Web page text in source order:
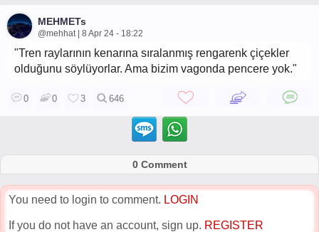
MEHMETs
@mehhat | 8 Apr 24 - 18:22
"Tren raylarının kenarına sıralanmış rengarenk çiçekler
olduğunu söylüyorlar. Ama bizim vagonda pencere yok."
0 0 3 646
0 Comment
You need to login to comment. LOGIN
If you do not have an account, sign up. REGISTER